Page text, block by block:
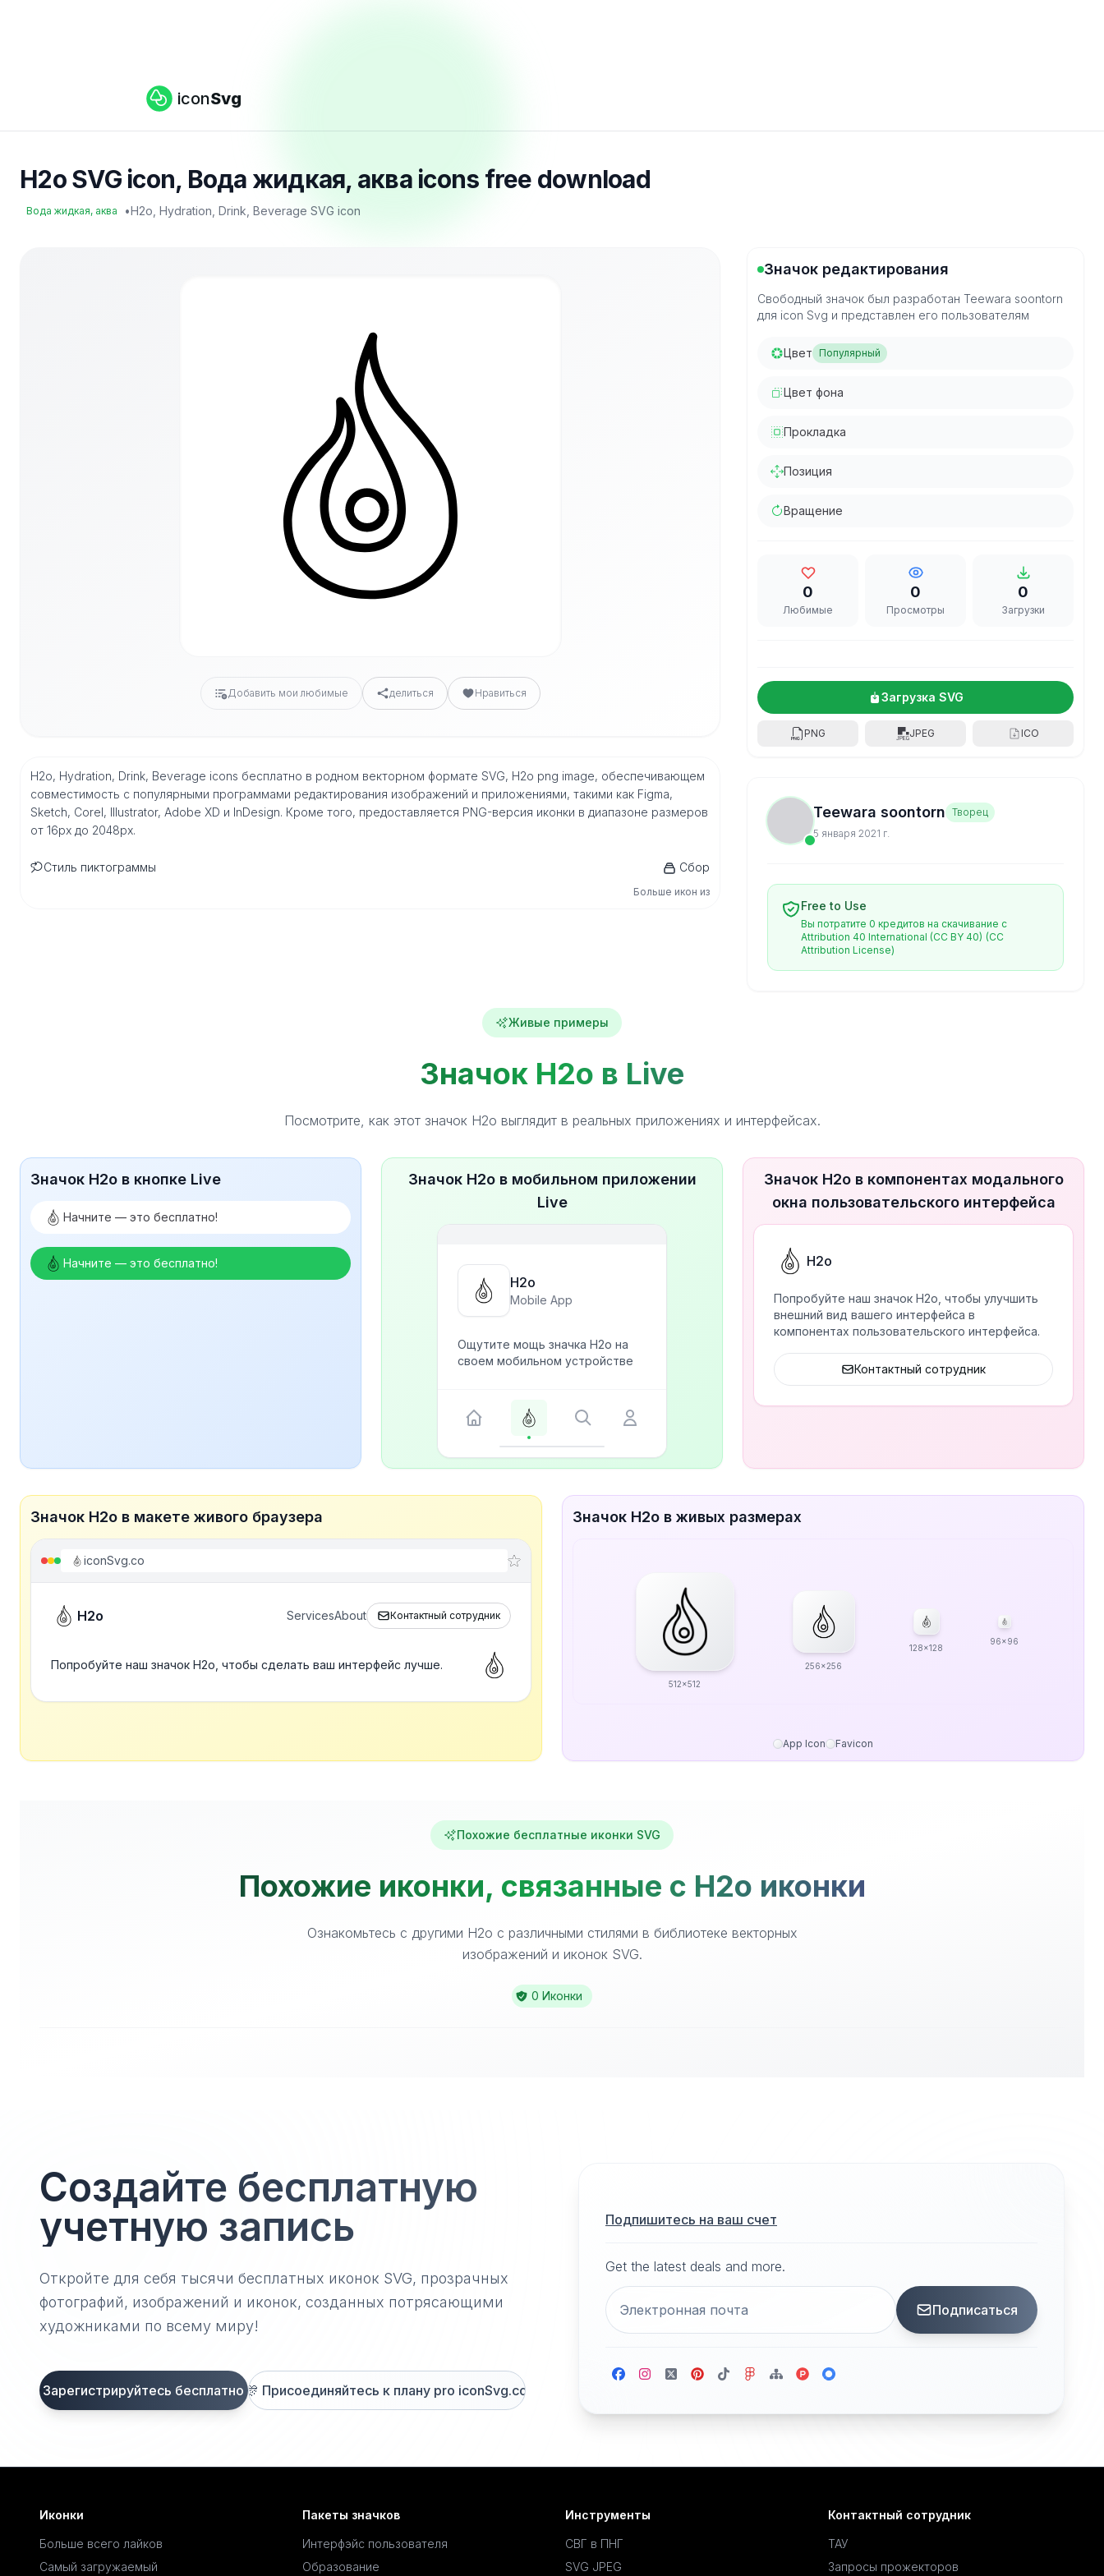
iconSvg
H2o SVG icon, Вода жидкая, аква icons free download
Вода жидкая, аква •H2o, Hydration, Drink, Beverage SVG icon
Добавить мои любимые делиться Нравиться
H2o, Hydration, Drink, Beverage icons бесплатно в родном векторном формате SVG, H2o png image, обеспечивающем
совместимость с популярными программами редактирования изображений и приложениями, такими как Figma,
Sketch, Corel, Illustrator, Adobe XD и InDesign. Кроме того, предоставляется PNG-версия иконки в диапазоне размеров
от 16px до 2048px.
Стиль пиктограммы Сбор
Больше икон из
Значок редактирования
Свободный значок был разработан Teewara soontorn
для icon Svg и представлен его пользователям
Цвет Популярный
Цвет фона
Прокладка
Позиция
Вращение
0
Любимые
0
Просмотры
0
Загрузки
Загрузка SVG
PNG JPEG ICO
Teewara soontorn Творец
5 января 2021 г.
Free to Use
Вы потратите 0 кредитов на скачивание с
Attribution 40 International (CC BY 40) (CC
Attribution License)
Живые примеры
Значок H2o в Live
Посмотрите, как этот значок H2o выглядит в реальных приложениях и интерфейсах.
Значок H2o в кнопке Live
Начните — это бесплатно!
Начните — это бесплатно!
Значок H2o в мобильном приложении
Live
H2o
Mobile App
Ощутите мощь значка H2o на
своем мобильном устройстве
Значок H2o в компонентах модального
окна пользовательского интерфейса
H2o
Попробуйте наш значок H2o, чтобы улучшить
внешний вид вашего интерфейса в
компонентах пользовательского интерфейса.
Контактный сотрудник
Значок H2o в макете живого браузера
iconSvg.co
H2o ServicesAbout Контактный сотрудник
Попробуйте наш значок H2o, чтобы сделать ваш интерфейс лучше.
Значок H2o в живых размерах
512x512
256x256
128x128
96x96
App Icon Favicon
Похожие бесплатные иконки SVG
Похожие иконки, связанные с H2o иконки
Ознакомьтесь с другими H2o с различными стилями в библиотеке векторных
изображений и иконок SVG.
0 Иконки
Создайте бесплатную
учетную запись
Откройте для себя тысячи бесплатных иконок SVG, прозрачных
фотографий, изображений и иконок, созданных потрясающими
художниками по всему миру!
Зарегистрируйтесь бесплатно 🎊 Присоединяйтесь к плану pro iconSvg.co
Подпишитесь на ваш счет
Get the latest deals and more.
Подписаться
Иконки
Больше всего лайков
Самый загружаемый
Пакеты значков
Интерфэйс пользователя
Образование
Инструменты
СВГ в ПНГ
SVG JPEG
Контактный сотрудник
ТАУ
Запросы прожекторов